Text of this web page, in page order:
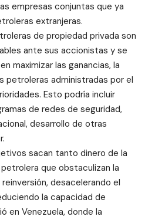
empresas conjuntas que ya
extranjeras.
de propiedad privada son
ante sus accionistas y se
maximizar las ganancias, la
petroleras administradas por el
Esto podría incluir
de redes de seguridad,
desarrollo de otras
sacan tanto dinero de la
que obstaculizan la
desacelerando el
la capacidad de
en Venezuela, donde la